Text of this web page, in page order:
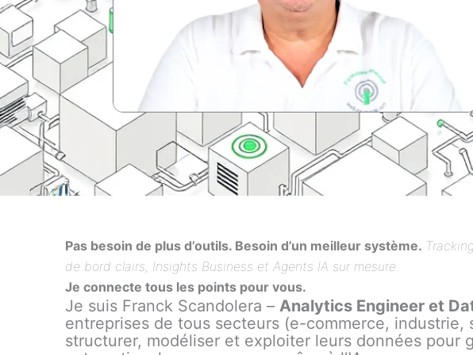
Pas besoin de plus d’outils. Besoin d’un meilleur système.
de bord clairs, Insights Business et Agents IA sur mesure
Je connecte tous les points pour vous.
Je suis Franck Scandolera – Analytics Engineer et
entreprises de tous secteurs (e-commerce,
structurer, modéliser et exploiter leurs données pour